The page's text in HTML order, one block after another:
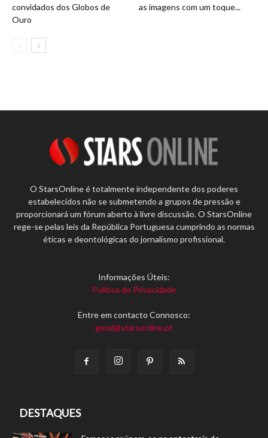
convidados dos Globos de
Ouro
as imagens com um toque...
O StarsOnline é totalmente independente dos poderes
estabelecidos não se submetendo a grupos de pressão e
proporcionará um fórum aberto à livre discussão. O StarsOnline
rege-se pelas leis da República Portuguesa cumprindo as normas
éticas e deontológicas do jornalismo profissional.
Informações Úteis:
Política de Privacidade
Entre em contacto Connosco:
geral@starsonline.pt
DESTAQUES